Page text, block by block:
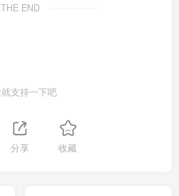
THE END
支持一下吧
分享 收藏